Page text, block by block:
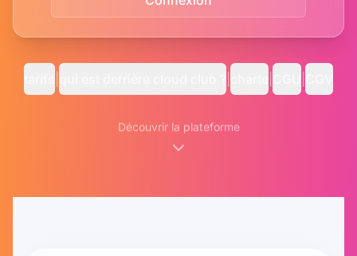
Découvrir la plateforme